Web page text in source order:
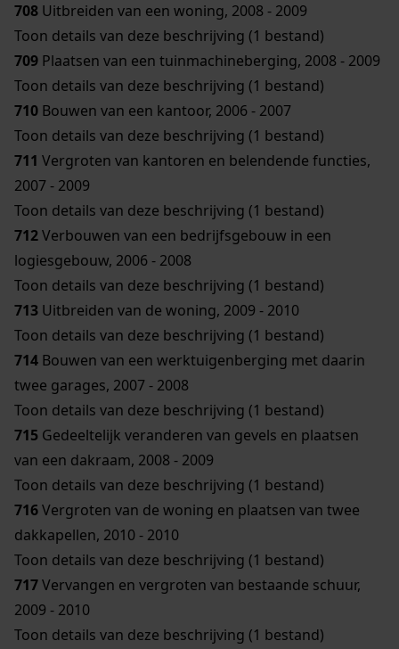
708 Uitbreiden van een woning, 2008 - 2009
Toon details van deze beschrijving (1 bestand)
709 Plaatsen van een tuinmachineberging, 2008 - 2009
Toon details van deze beschrijving (1 bestand)
710 Bouwen van een kantoor, 2006 - 2007
Toon details van deze beschrijving (1 bestand)
711 Vergroten van kantoren en belendende functies,
2007 - 2009
Toon details van deze beschrijving (1 bestand)
712Verbouwen van een bedrijfsgebouw in een
logiesgebouw, 2006 - 2008
Toon details van deze beschrijving (1 bestand)
713 Uitbreiden van de woning, 2009 - 2010
Toon details van deze beschrijving (1 bestand)
714 Bouwen van een werktuigenberging met daarin
twee garages, 2007 - 2008
Toon details van deze beschrijving (1 bestand)
715 Gedeeltelijk veranderen van gevels en plaatsen
van een dakraam, 2008 - 2009
Toon details van deze beschrijving (1 bestand)
716Vergroten van de woning en plaatsen van twee
dakkapellen, 2010 - 2010
Toon details van deze beschrijving (1 bestand)
717Vervangen en vergroten van bestaande schuur,
2009 - 2010
Toon details van deze beschrijving (1 bestand)